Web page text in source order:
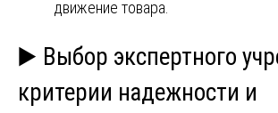
движение товара.
▶️ Выбор экспертного
критерии надежности и